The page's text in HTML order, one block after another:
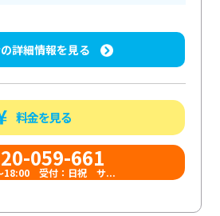
詳細情報を見る
料金を見る
059-661
18:00 受付：日祝 サ...